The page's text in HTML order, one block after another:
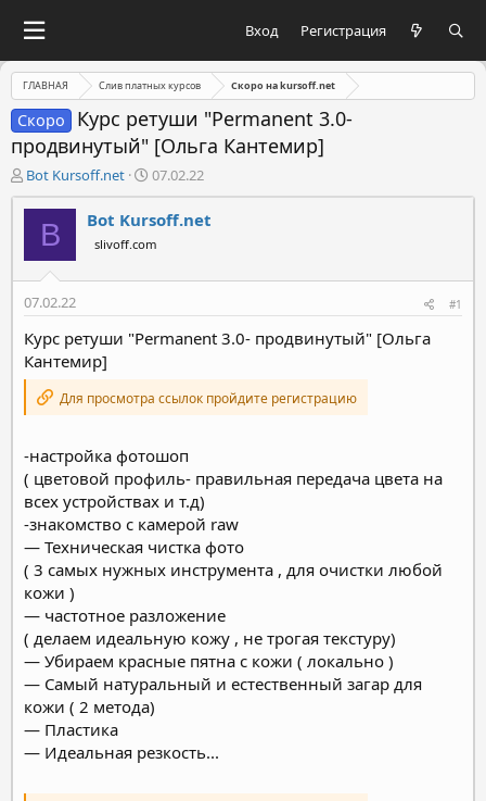
Вход Регистрация
ГЛАВНАЯ Слив платных курсов Скоро на kursoff.net
Скоро
Курс ретуши "Permanent 3.0-
продвинутый" [Ольга Кантемир]
А
в
т
м
ы
Bot Kursoff.net
Д
а
т
а
н
а
а
07.02.22
B Bot Kursoff.net
slivoff.com
07.02.22 #1
Курс ретуши "Permanent 3.0- продвинутый" [Ольга
Кантемир]
Для просмотра ссылок пройдите регистрацию
-настройка фотошоп
( цветовой профиль- правильная передача цвета на
всех устройствах и т.д)
-знакомство с камерой raw
— Техническая чистка фото
( 3 самых нужных инструмента , для очистки любой
кожи )
— частотное разложение
( делаем идеальную кожу , не трогая текстуру)
— Убираем красные пятна с кожи ( локально )
— Самый натуральный и естественный загар для
кожи ( 2 метода)
— Пластика
— Идеальная резкость...